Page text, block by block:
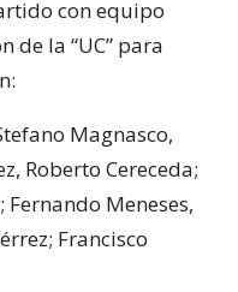
con equipo
la “UC” para
Magnasco,
Roberto Cereceda;
Fernando Meneses,
Francisco